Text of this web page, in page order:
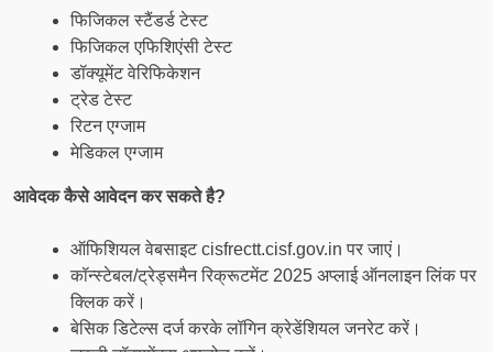
फिजिकल स्टैंडर्ड टेस्ट
फिजिकल एफिशिएंसी टेस्ट
डॉक्यूमेंट वेरिफिकेशन
ट्रेड टेस्ट
रिटन एग्जाम
मेडिकल एग्जाम
आवेदक कैसे आवेदन कर सकते है?
ऑफिशियल वेबसाइट cisfrectt.cisf.gov.in पर जाएं।
कॉन्स्टेबल/ट्रेड्समैन रिक्रूटमेंट 2025 अप्लाई ऑनलाइन लिंक पर
क्लिक करें।
बेसिक डिटेल्स दर्ज करके लॉगिन क्रेडेंशियल जनरेट करें।